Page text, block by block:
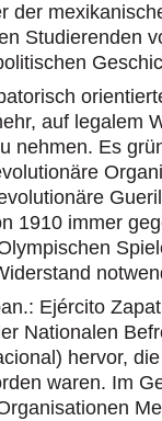
der
Studierenden
auf legalem
nehmen. Es
1910 immer
Ejército
Nationalen
hervor,
waren. Im